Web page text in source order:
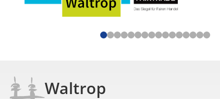
Waltrop